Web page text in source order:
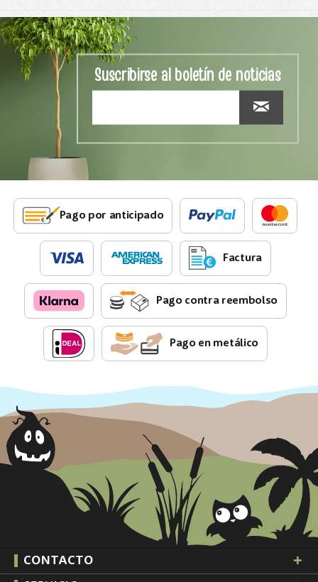
Suscribirse al boletín de noticias
Pago por anticipado
Factura
Pago contra reembolso
Pago en metálico
CONTACTO